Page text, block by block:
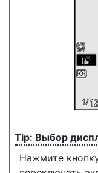
Выбор
Нажмите